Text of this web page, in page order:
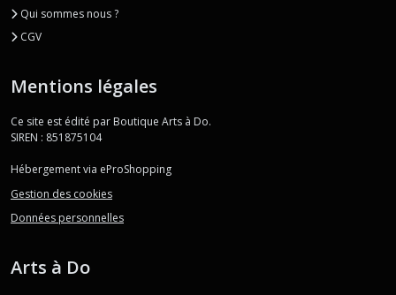
Qui sommes nous ?
CGV
Mentions légales
Ce site est édité par Boutique Arts à Do.
SIREN : 851875104
Hébergement via eProShopping
Gestion des cookies
Données personnelles
Arts à Do